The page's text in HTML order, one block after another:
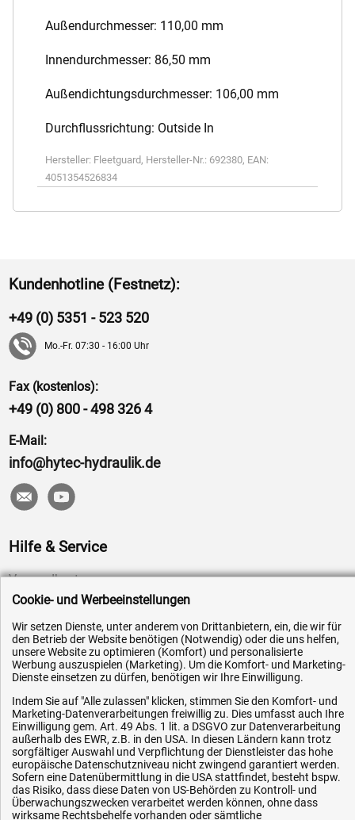
Außendurchmesser: 110,00 mm
Innendurchmesser: 86,50 mm
Außendichtungsdurchmesser: 106,00 mm
Durchflussrichtung: Outside In
Hersteller: Fleetguard , Hersteller-Nr.: 692380, EAN:
4051354526834
Kundenhotline (Festnetz):
+49 (0) 5351 - 523 520
Mo.-Fr. 07:30 - 16:00 Uhr
Fax (kostenlos):
+49 (0) 800 - 498 326 4
E-Mail:
info@hytec-hydraulik.de
Hilfe & Service
Versandkosten
Zahlungsarten
Service
AGB / Widerrufsrecht
Datenschutz
Impressum
Karriere
OEM-Ersatzteile
Technik-Hilfe
Downloads
Kontakt
Cookie- und Werbeeinstellungen
Wir setzen Dienste, unter anderem von Drittanbietern, ein, die wir für
den Betrieb der Website benötigen (Notwendig) oder die uns helfen,
unsere Website zu optimieren (Komfort) und personalisierte
Werbung auszuspielen (Marketing). Um die Komfort- und Marketing-
Dienste einsetzen zu dürfen, benötigen wir Ihre Einwilligung.
Indem Sie auf "Alle zulassen" klicken, stimmen Sie den Komfort- und
Marketing-Datenverarbeitungen freiwillig zu. Dies umfasst auch Ihre
Einwilligung gem. Art. 49 Abs. 1 lit. a DSGVO zur Datenverarbeitung
außerhalb des EWR, z.B. in den USA. In diesen Ländern kann trotz
sorgfältiger Auswahl und Verpflichtung der Dienstleister das hohe
europäische Datenschutzniveau nicht zwingend garantiert werden.
Sofern eine Datenübermittlung in die USA stattfindet, besteht bspw.
das Risiko, dass diese Daten von US-Behörden zu Kontroll- und
Überwachungszwecken verarbeitet werden können, ohne dass
wirksame Rechtsbehelfe vorhanden oder sämtliche